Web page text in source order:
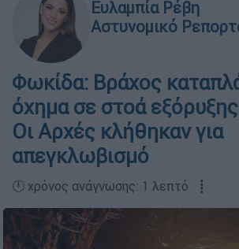
Ευλαμπία Ρέβη
Αστυνομικό
Φωκίδα: Βράχος
όχημα σε στοά
Οι Αρχές κλήθηκαν για
απεγκλωβισμό
🕛 χρόνος ανάγνωσης: 1 λεπτό ┋